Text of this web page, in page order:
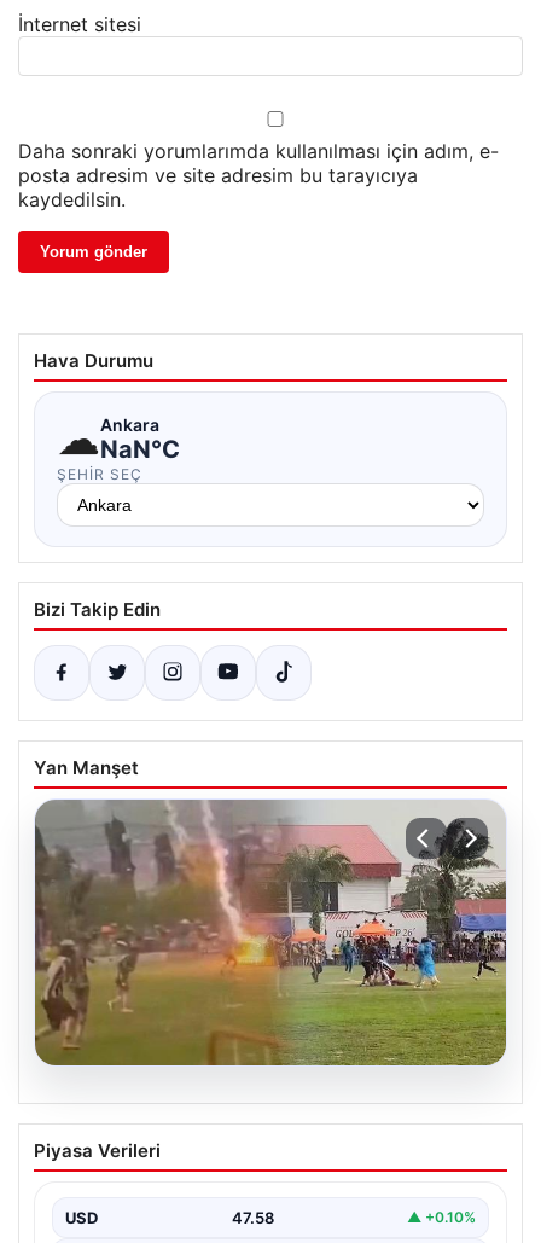
İnternet sitesi
Daha sonraki yorumlarımda kullanılması için adım, e-
posta adresim ve site adresim bu tarayıcıya
kaydedilsin.
Hava Durumu
☁Ankara
NaN°C
ŞEHIR SEÇ
Bizi Takip Edin
Yan Manşet
Olmaz denen oldu! Maç sırasında
yıldırım çarptı: O futbolcu hayatını
Piyasa Verileri
USD 47.58 ▲ +0.10%